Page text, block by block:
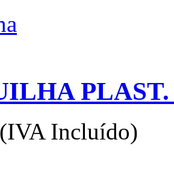
(IVA Incluído)